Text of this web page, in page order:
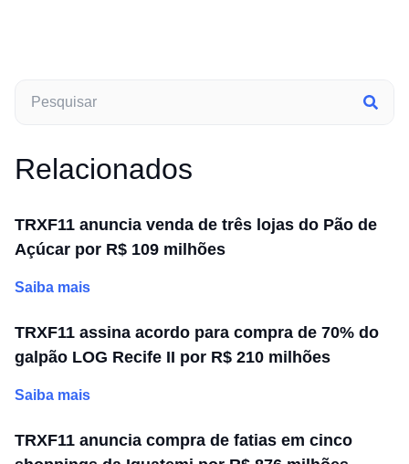
Relacionados
TRXF11 anuncia venda de três lojas do Pão de
Açúcar por R$ 109 milhões
Saiba mais
TRXF11 assina acordo para compra de 70% do
galpão LOG Recife II por R$ 210 milhões
Saiba mais
TRXF11 anuncia compra de fatias em cinco